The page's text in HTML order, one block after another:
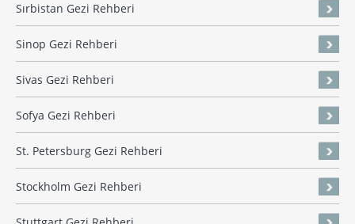
Sırbistan Gezi Rehberi
Sinop Gezi Rehberi
Sivas Gezi Rehberi
Sofya Gezi Rehberi
St. Petersburg Gezi Rehberi
Stockholm Gezi Rehberi